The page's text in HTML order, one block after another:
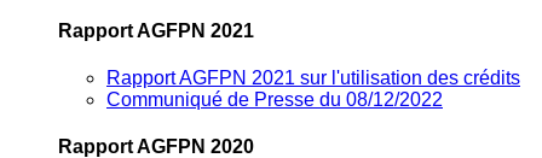
Rapport AGFPN 2021
Rapport AGFPN 2021 sur l'utilisation des crédits
Communiqué de Presse du 08/12/2022
Rapport AGFPN 2020